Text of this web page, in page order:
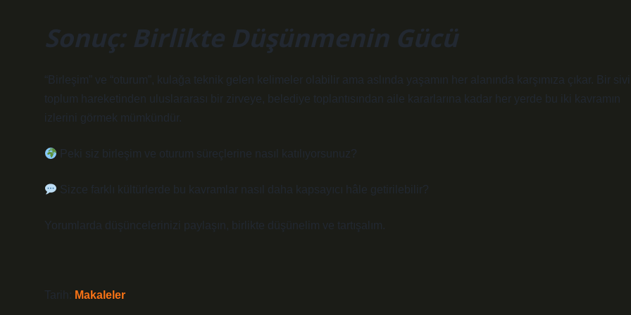
Sonuç: Birlikte Düşünmenin Gücü
“Birleşim” ve “oturum”, kulağa teknik gelen kelimeler olabilir ama aslında yaşamın her alanında karşımıza çıkar. Bir
toplum hareketinden uluslararası bir zirveye, belediye toplantısından aile kararlarına kadar her yerde bu iki kavramın
izlerini görmek mümkündür.
Peki siz birleşim ve oturum süreçlerine nasıl katılıyorsunuz?
Sizce farklı kültürlerde bu kavramlar nasıl daha kapsayıcı hâle getirilebilir?
Yorumlarda düşüncelerinizi paylaşın, birlikte düşünelim ve tartışalım.
Tarih: Makaleler